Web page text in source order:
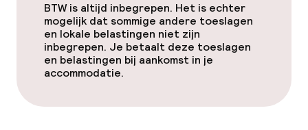
Gratis wifi
TV lounge
Eet- en drinkdiensten
BTW is altijd inbegrepen. Het is echter
mogelijk dat sommige andere toeslagen
en lokale belastingen niet zijn
inbegrepen. Je betaalt deze toeslagen
en belastingen bij aankomst in je
accommodatie.